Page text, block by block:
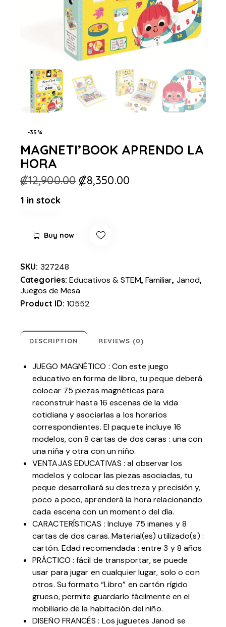
-35%
MAGNETI’BOOK APRENDO LA
HORA
₡12,900.00 ₡8,350.00
1 in stock
Buy now
SKU: 327248
Categories:Educativos & STEM,Familiar, Janod,
Juegos de Mesa
Product ID:10552
DESCRIPTION REVIEWS (0)
JUEGO MAGNÉTICO : Con este juego
educativo en forma de libro, tu peque deberá
colocar 75 piezas magnéticas para
reconstruir hasta 16 escenas de la vida
cotidiana y asociarlas a los horarios
correspondientes. El paquete incluye 16
modelos, con 8 cartas de dos caras : una con
una niña y otra con un niño.
VENTAJAS EDUCATIVAS : al observar los
modelos y colocar las piezas asociadas, tu
peque desarrollará su destreza y precisión y,
poco a poco, aprenderá la hora relacionando
cada escena con un momento del día.
CARACTERÍSTICAS : Incluye 75 imanes y 8
cartas de dos caras. Material(es) utilizado(s) :
cartón. Edad recomendada : entre 3 y 8 años
PRÁCTICO : fácil de transportar, se puede
usar para jugar en cualquier lugar, solo o con
otros. Su formato “Libro” en cartón rígido
grueso, permite guardarlo fácilmente en el
mobiliario de la habitación del niño.
DISEÑO FRANCÉS : Los juguetes Janod se